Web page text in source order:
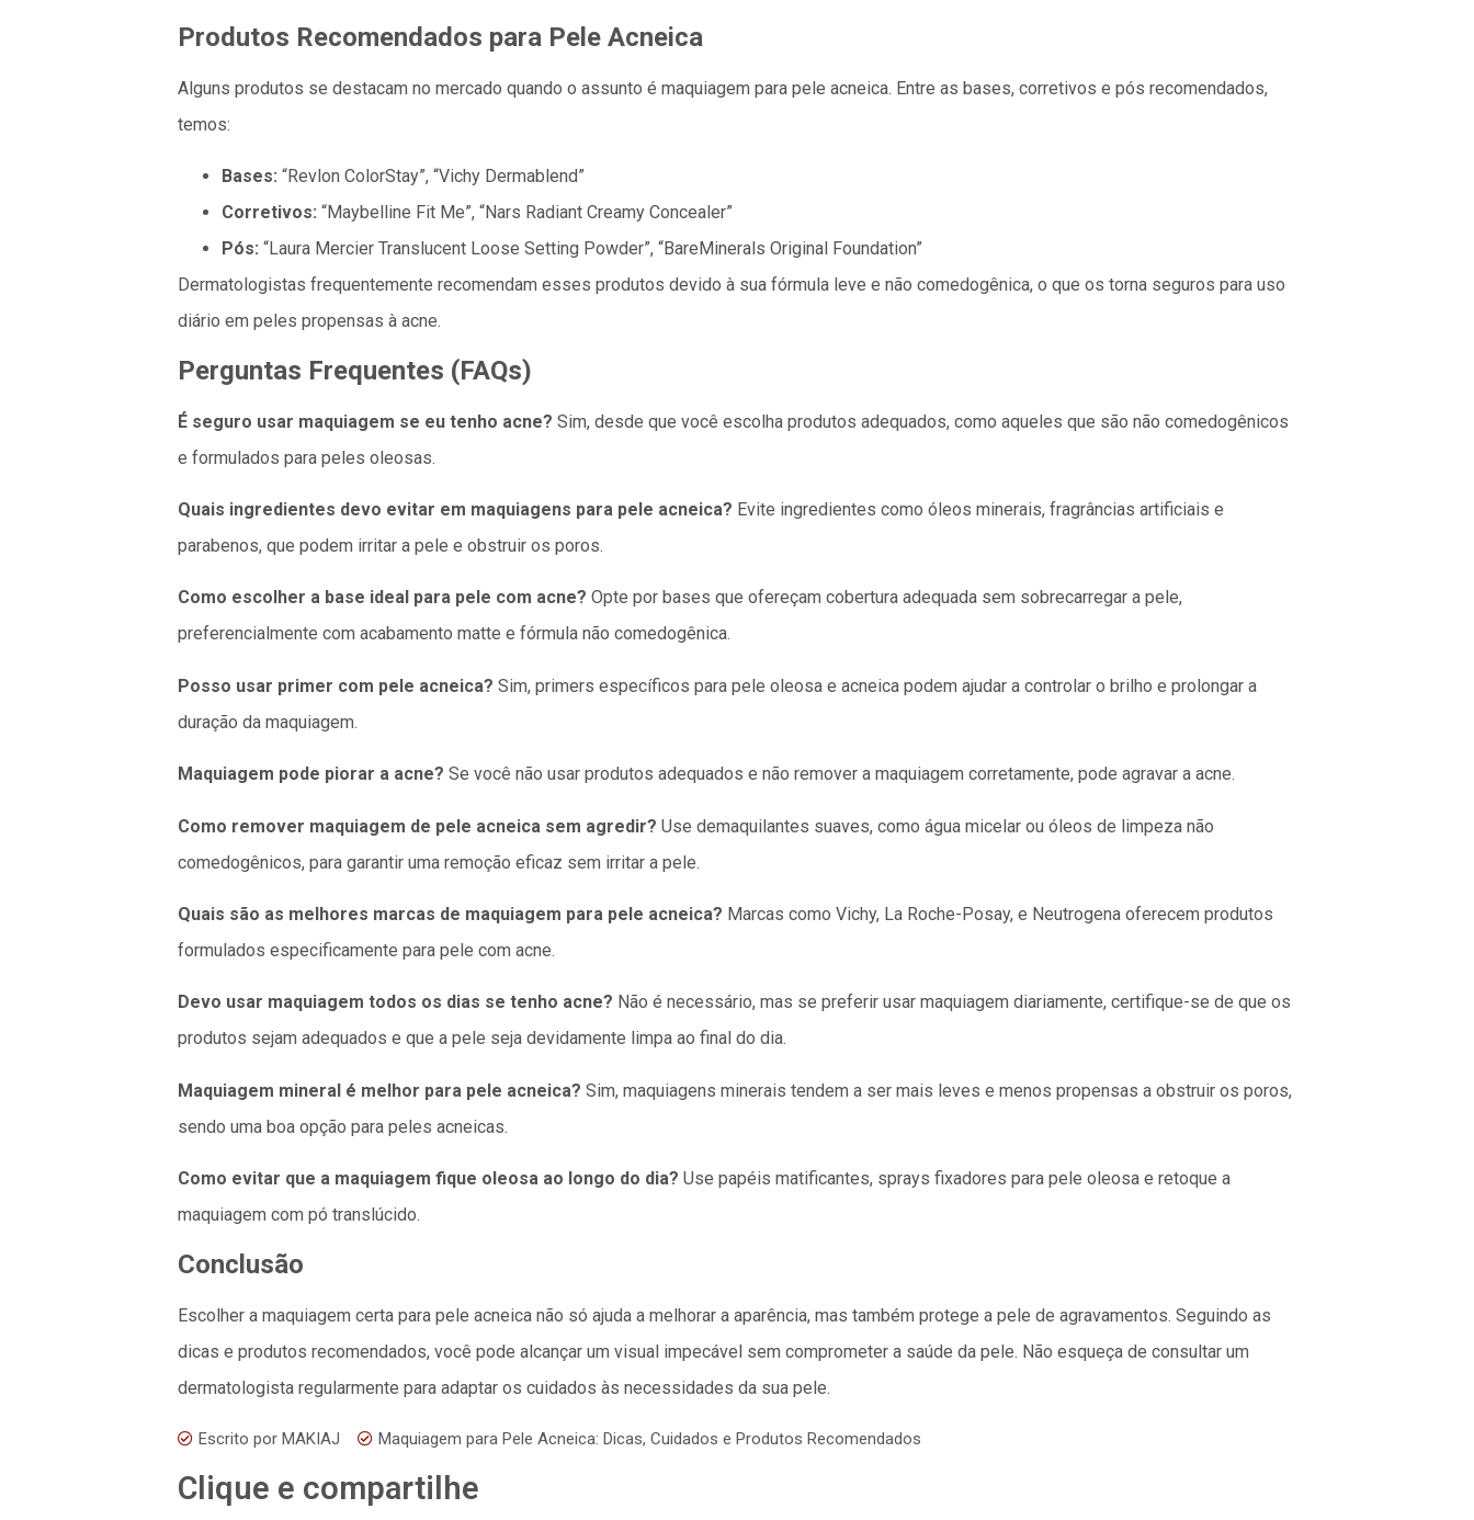
Produtos Recomendados para Pele Acneica
Alguns produtos se destacam no mercado quando o assunto é maquiagem para pele acneica. Entre as bases, corretivos e pós recomendados,
temos:
Bases: “Revlon ColorStay”, “Vichy Dermablend”
Corretivos: “Maybelline Fit Me”, “Nars Radiant Creamy Concealer”
Pós: “Laura Mercier Translucent Loose Setting Powder”, “BareMinerals Original Foundation”
Dermatologistas frequentemente recomendam esses produtos devido à sua fórmula leve e não comedogênica, o que os torna seguros para uso
diário em peles propensas à acne.
Perguntas Frequentes (FAQs)
É seguro usar maquiagem se eu tenho acne? Sim, desde que você escolha produtos adequados, como aqueles que são não comedogênicos
e formulados para peles oleosas.
Quais ingredientes devo evitar em maquiagens para pele acneica? Evite ingredientes como óleos minerais, fragrâncias artificiais e
parabenos, que podem irritar a pele e obstruir os poros.
Como escolher a base ideal para pele com acne? Opte por bases que ofereçam cobertura adequada sem sobrecarregar a pele,
preferencialmente com acabamento matte e fórmula não comedogênica.
Posso usar primer com pele acneica? Sim, primers específicos para pele oleosa e acneica podem ajudar a controlar o brilho e prolongar a
duração da maquiagem.
Maquiagem pode piorar a acne? Se você não usar produtos adequados e não remover a maquiagem corretamente, pode agravar a acne.
Como remover maquiagem de pele acneica sem agredir? Use demaquilantes suaves, como água micelar ou óleos de limpeza não
comedogênicos, para garantir uma remoção eficaz sem irritar a pele.
Quais são as melhores marcas de maquiagem para pele acneica? Marcas como Vichy, La Roche-Posay, e Neutrogena oferecem produtos
formulados especificamente para pele com acne.
Devo usar maquiagem todos os dias se tenho acne? Não é necessário, mas se preferir usar maquiagem diariamente, certifique-se de que os
produtos sejam adequados e que a pele seja devidamente limpa ao final do dia.
Maquiagem mineral é melhor para pele acneica? Sim, maquiagens minerais tendem a ser mais leves e menos propensas a obstruir os poros,
sendo uma boa opção para peles acneicas.
Como evitar que a maquiagem fique oleosa ao longo do dia? Use papéis matificantes, sprays fixadores para pele oleosa e retoque a
maquiagem com pó translúcido.
Conclusão
Escolher a maquiagem certa para pele acneica não só ajuda a melhorar a aparência, mas também protege a pele de agravamentos. Seguindo as
dicas e produtos recomendados, você pode alcançar um visual impecável sem comprometer a saúde da pele. Não esqueça de consultar um
dermatologista regularmente para adaptar os cuidados às necessidades da sua pele.
Escrito por MAKIAJ Maquiagem para Pele Acneica: Dicas, Cuidados e Produtos Recomendados
Clique e compartilhe